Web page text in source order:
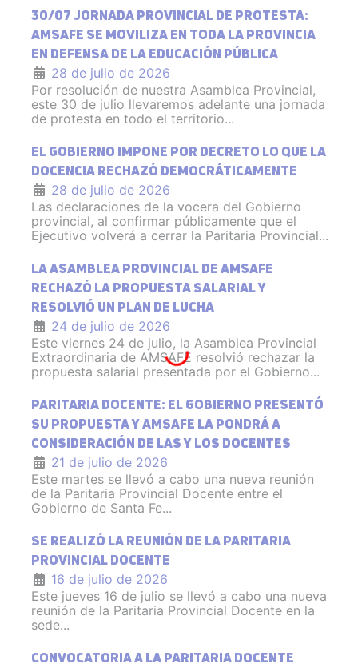
30/07 JORNADA PROVINCIAL DE PROTESTA:
AMSAFE SE MOVILIZA EN TODA LA PROVINCIA
EN DEFENSA DE LA EDUCACIÓN PÚBLICA
28 de julio de 2026
Por resolución de nuestra Asamblea Provincial,
este 30 de julio llevaremos adelante una jornada
de protesta en todo el territorio...
EL GOBIERNO IMPONE POR DECRETO LO QUE LA
DOCENCIA RECHAZÓ DEMOCRÁTICAMENTE
28 de julio de 2026
Las declaraciones de la vocera del Gobierno
provincial, al confirmar públicamente que el
Ejecutivo volverá a cerrar la Paritaria Provincial...
LA ASAMBLEA PROVINCIAL DE AMSAFE
RECHAZÓ LA PROPUESTA SALARIAL Y
RESOLVIÓ UN PLAN DE LUCHA
24 de julio de 2026
Este viernes 24 de julio, la Asamblea Provincial
Extraordinaria de AMSAFE resolvió rechazar la
propuesta salarial presentada por el Gobierno...
PARITARIA DOCENTE: EL GOBIERNO PRESENTÓ
SU PROPUESTA Y AMSAFE LA PONDRÁ A
CONSIDERACIÓN DE LAS Y LOS DOCENTES
21 de julio de 2026
Este martes se llevó a cabo una nueva reunión
de la Paritaria Provincial Docente entre el
Gobierno de Santa Fe...
SE REALIZÓ LA REUNIÓN DE LA PARITARIA
PROVINCIAL DOCENTE
16 de julio de 2026
Este jueves 16 de julio se llevó a cabo una nueva
reunión de la Paritaria Provincial Docente en la
sede...
CONVOCATORIA A LA PARITARIA DOCENTE